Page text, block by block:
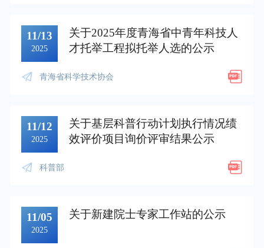
11/13
2025
关于2025年度青海省中青年科技人
才托举工程拟托举人选的公示
青海省科学技术协会
11/12
2025
关于基层科普行动计划执行情况绩
效评价项目询价评审结果公示
科普部
11/05
2025
关于新建院士专家工作站的公示